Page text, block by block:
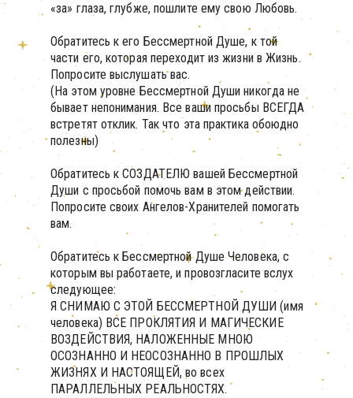
«за» глаза, глубже, пошлите ему свою Любовь.
Обратитесь к его Бессмертной Душе, к той
части его, которая переходит из жизни в Жизнь.
Попросите выслушать вас.
(На этом уровне Бессмертной Души никогда не
бывает непонимания. Все ваши просьбы ВСЕГДА
встретят отклик. Так что эта практика обоюдно
полезны)
Обратитесь к СОЗДАТЕЛЮ вашей Бессмертной
Души с просьбой помочь вам в этом действии.
Попросите своих Ангелов-Хранителей помогать
вам.
Обратитесь к Бессмертной Душе Человека, с
которым вы работаете, и провозгласите вслух
следующее:
Я СНИМАЮ С ЭТОЙ БЕССМЕРТНОЙ ДУШИ (имя
человека) ВСЕ ПРОКЛЯТИЯ И МАГИЧЕСКИЕ
ВОЗДЕЙСТВИЯ, НАЛОЖЕННЫЕ МНОЮ
ОСОЗНАННО И НЕОСОЗНАННО В ПРОШЛЫХ
ЖИЗНЯХ И НАСТОЯЩЕЙ, во всех
ПАРАЛЛЕЛЬНЫХ РЕАЛЬНОСТЯХ.